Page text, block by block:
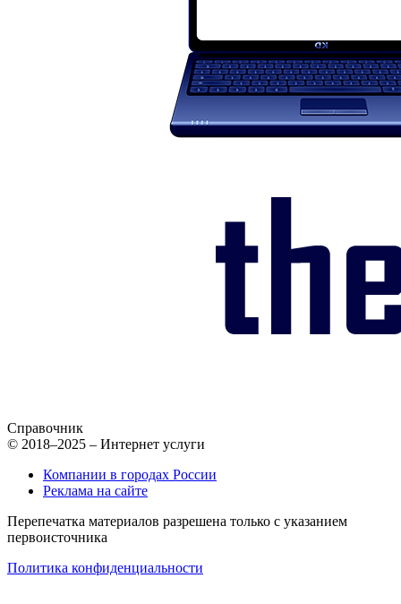
Справочник
© 2018–2025 – Интернет услуги
Компании в городах России
Реклама на сайте
Перепечатка материалов разрешена только с указанием
первоисточника
Политика конфиденциальности